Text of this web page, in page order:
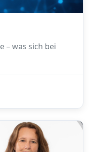
– was sich bei